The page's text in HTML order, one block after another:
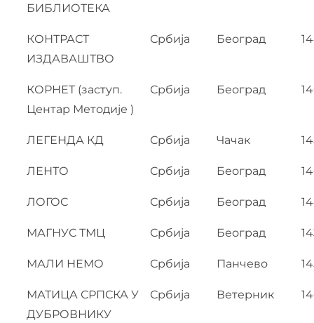
БИБЛИОТЕКА
КОНТРАСТ
ИЗДАВАШТВО
Србија Београд
КОРНЕТ (заступ.
Центар Методије )
Србија Београд
ЛЕГЕНДА КД Србија Чачак
ЛЕНТО Србија Београд
ЛОГОС Србија Београд
МАГНУС ТМЦ Србија Београд
МАЛИ НЕМО Србија Панчево
МАТИЦА СРПСКА У
ДУБРОВНИКУ
Србија Ветерник